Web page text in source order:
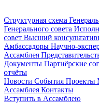
Структурная схема
Генерального совета
совет Высший
Амбассадоры Научно-
Ассамблея
Документы Партнёрские
отчёты
Новости События Проекты
Ассамблея Контакты
Вступить в Ассамблею